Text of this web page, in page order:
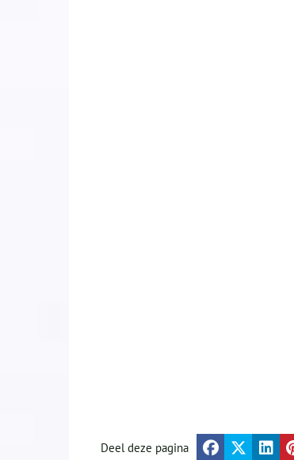
Deel deze pagina